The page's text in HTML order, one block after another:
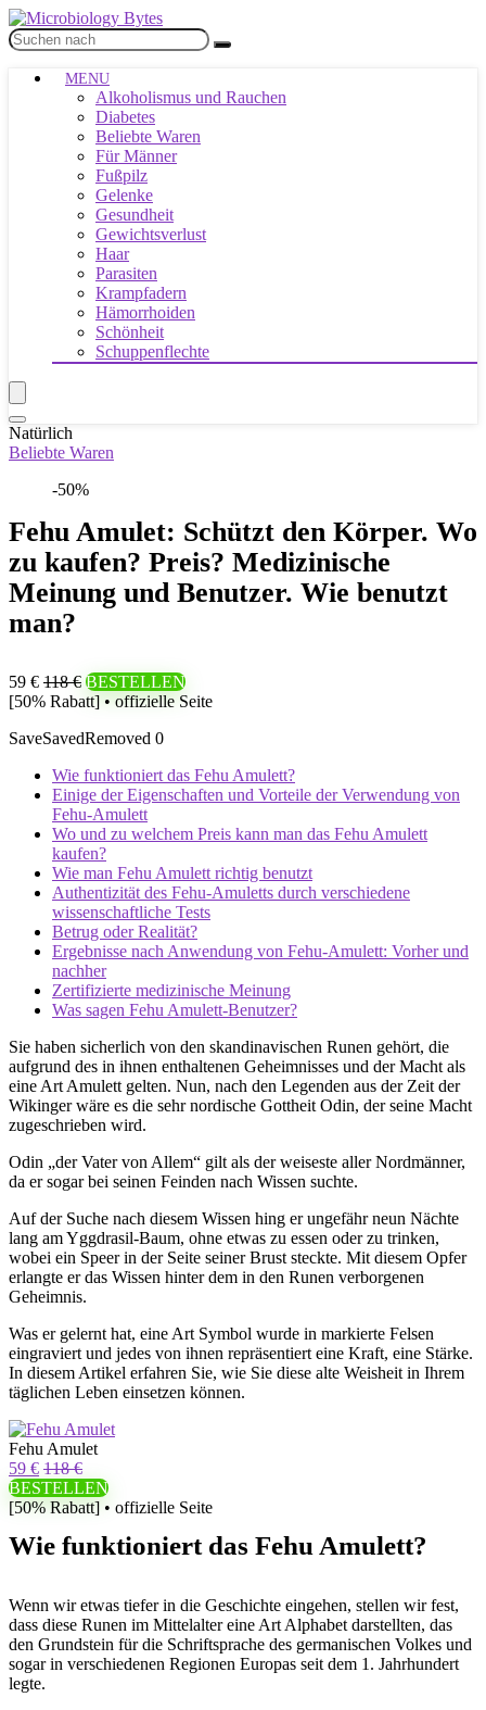
MENU
Alkoholismus und Rauchen
Diabetes
Beliebte Waren
Für Männer
Fußpilz
Gelenke
Gesundheit
Gewichtsverlust
Haar
Parasiten
Krampfadern
Hämorrhoiden
Schönheit
Schuppenflechte
Natürlich
Beliebte Waren
-50%
Fehu Amulet: Schützt den Körper. Wo
zu kaufen? Preis? Medizinische
Meinung und Benutzer. Wie benutzt
man?
59 € 118 € BESTELLEN
[50% Rabatt] • offizielle Seite
SaveSavedRemoved 0
Wie funktioniert das Fehu Amulett?
Einige der Eigenschaften und Vorteile der Verwendung von
Fehu-Amulett
Wo und zu welchem ​​Preis kann man das Fehu Amulett
kaufen?
Wie man Fehu Amulett richtig benutzt
Authentizität des Fehu-Amuletts durch verschiedene
wissenschaftliche Tests
Betrug oder Realität?
Ergebnisse nach Anwendung von Fehu-Amulett: Vorher und
nachher
Zertifizierte medizinische Meinung
Was sagen Fehu Amulett-Benutzer?
Sie haben sicherlich von den skandinavischen Runen gehört, die
aufgrund des in ihnen enthaltenen Geheimnisses und der Macht als
eine Art Amulett gelten. Nun, nach den Legenden aus der Zeit der
Wikinger wäre es die sehr nordische Gottheit Odin, der seine Macht
zugeschrieben wird.
Odin „der Vater von Allem“ gilt als der weiseste aller Nordmänner,
da er sogar bei seinen Feinden nach Wissen suchte.
Auf der Suche nach diesem Wissen hing er ungefähr neun Nächte
lang am Yggdrasil-Baum, ohne etwas zu essen oder zu trinken,
wobei ein Speer in der Seite seiner Brust steckte. Mit diesem Opfer
erlangte er das Wissen hinter dem in den Runen verborgenen
Geheimnis.
Was er gelernt hat, eine Art Symbol wurde in markierte Felsen
eingraviert und jedes von ihnen repräsentiert eine Kraft, eine Stärke.
In diesem Artikel erfahren Sie, wie Sie diese alte Weisheit in Ihrem
täglichen Leben einsetzen können.
Fehu Amulet
59 € 118 €
BESTELLEN
[50% Rabatt] • offizielle Seite
Wie funktioniert das Fehu Amulett?
Wenn wir etwas tiefer in die Geschichte eingehen, stellen wir fest,
dass diese Runen im Mittelalter eine Art Alphabet darstellten, das
den Grundstein für die Schriftsprache des germanischen Volkes und
sogar in verschiedenen Regionen Europas seit dem 1. Jahrhundert
legte.